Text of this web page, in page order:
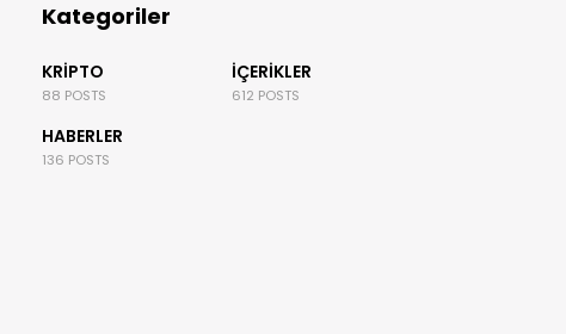
Kategoriler
KRIPTO
88 POSTS
İÇERIKLER
612 POSTS
HABERLER
136 POSTS